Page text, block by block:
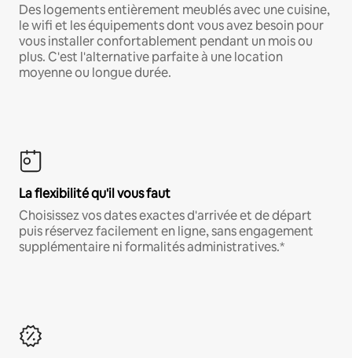
Des logements entièrement meublés avec une cuisine,
le wifi et les équipements dont vous avez besoin pour
vous installer confortablement pendant un mois ou
plus. C'est l'alternative parfaite à une location
moyenne ou longue durée.
La flexibilité qu'il vous faut
Choisissez vos dates exactes d'arrivée et de départ
puis réservez facilement en ligne, sans engagement
supplémentaire ni formalités administratives.*